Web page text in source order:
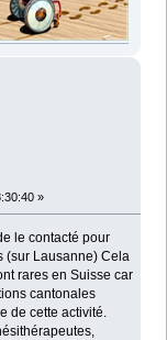
»
le contacté pour
(sur Lausanne) Cela
rares en Suisse car
cantonales
de cette activité.